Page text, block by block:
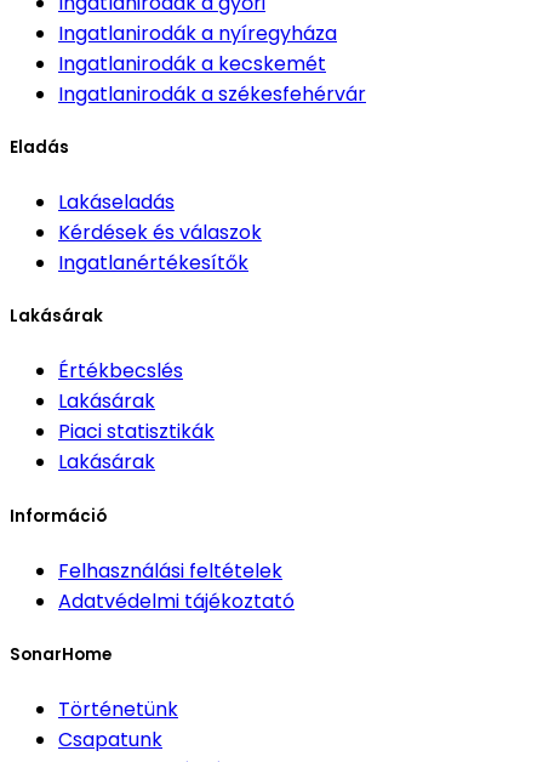
Ingatlanirodáka nyíregyháza
Ingatlanirodáka kecskemét
Ingatlanirodáka székesfehérvár
Eladás
Lakáseladás
Kérdések és válaszok
Ingatlanértékesítők
Lakásárak
Értékbecslés
Lakásárak
Piaci statisztikák
Lakásárak
Információ
Felhasználási feltételek
Adatvédelmi tájékoztató
SonarHome
Történetünk
Csapatunk